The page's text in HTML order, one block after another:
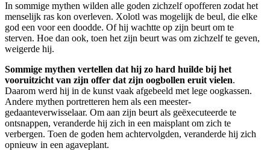
In sommige mythen wilden alle goden zichzelf opofferen zodat het
menselijk ras kon overleven. Xolotl was mogelijk de beul, die elke
god een voor een doodde. Of hij wachtte op zijn beurt om te
sterven. Hoe dan ook, toen het zijn beurt was om zichzelf te geven,
weigerde hij.
Sommige mythen vertellen dat hij zo hard huilde bij het
vooruitzicht van zijn offer dat zijn oogbollen eruit vielen.
Daarom werd hij in de kunst vaak afgebeeld met lege oogkassen.
Andere mythen portretteren hem als een meester-
gedaanteverwisselaar. Om aan zijn beurt als geëxecuteerde te
ontsnappen, veranderde hij zich in een maisplant om zich te
verbergen. Toen de goden hem achtervolgden, veranderde hij zich
opnieuw in een agaveplant.